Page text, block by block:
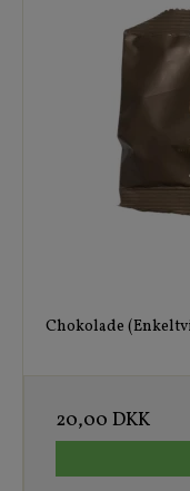
Chokolade
20,00 DKK